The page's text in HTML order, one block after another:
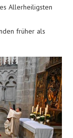
Allerheiligsten
früher als